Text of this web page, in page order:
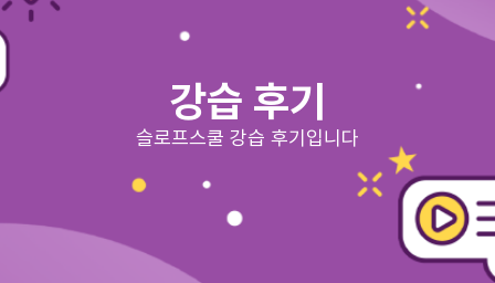
강습 후기
슬로프스쿨 강습 후기입니다